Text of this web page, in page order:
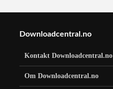
Downloadcentral.no
Kontakt Downloadcentral.no
Om Downloadcentral.no